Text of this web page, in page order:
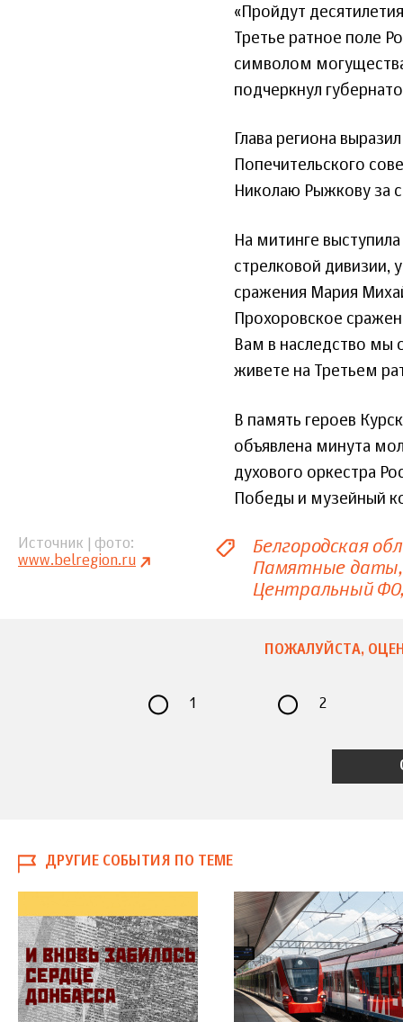
«Пройдут
Третье ратное поле
символом
подчеркнул
Глава региона
Попечительского
Николаю Рыжкову за
На митинге
стрелковой дивизии,
сражения Мария
Прохоровское
Вам в наследство мы
живете на Третьем
В память героев
объявлена минута
духового оркестра
Победы и музейный
Источник | фото
www.belregion.ru
Белгородская
Памятные даты
Центральный ФО
ПОЖАЛУЙСТА,
1 2
ДРУГИЕ СОБЫТИЯ ПО ТЕМЕ